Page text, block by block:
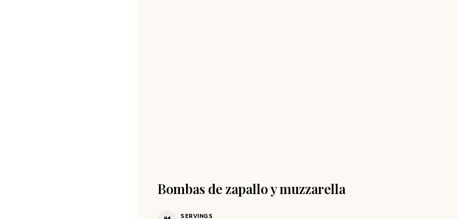
Bombas de zapallo y muzzarella
SERVINGS